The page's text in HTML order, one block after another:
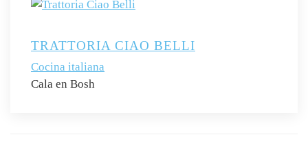
TRATTORIA CIAO BELLI
Cocina italiana
Cala en Bosh